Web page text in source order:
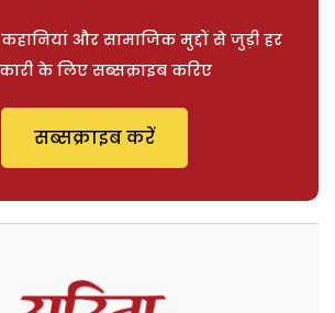
और सामाजिक मुद्दों से जुड़ी हर
के लिए सब्सक्राइब करिए
सब्सक्राइब करें